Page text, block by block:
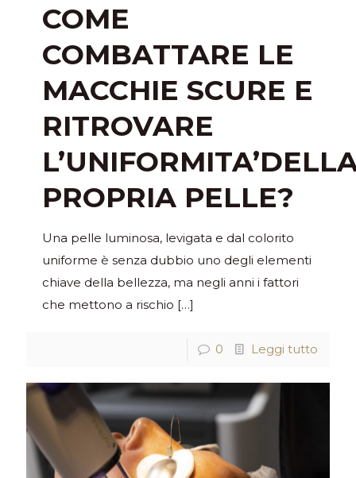
COME
COMBATTARE LE
MACCHIE SCURE E
RITROVARE
PROPRIA PELLE?
Una pelle luminosa, levigata e dal colorito
uniforme è senza dubbio uno degli elementi
chiave della bellezza, ma negli anni i fattori
che mettono a rischio […]
0 Leggi tutto